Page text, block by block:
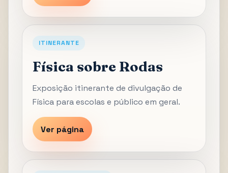
ITINERANTE
Física sobre Rodas
Exposição itinerante de divulgação de
Física para escolas e público em geral.
Ver página